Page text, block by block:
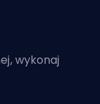
wykonaj